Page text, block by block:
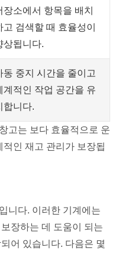
장소에서 항목을 배치
고 검색할 때 효율성이
상됩니다.
동 중지 시간을 줄이고
계적인 작업 공간을 유
합니다.
고는 보다 효율적으로 운
인 재고 관리가 보장됩
니다. 이러한 기계에는
장하는 데 도움이 되는
어 있습니다. 다음은 몇